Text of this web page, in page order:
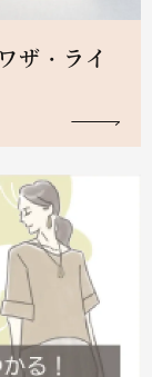
ザ・ライ